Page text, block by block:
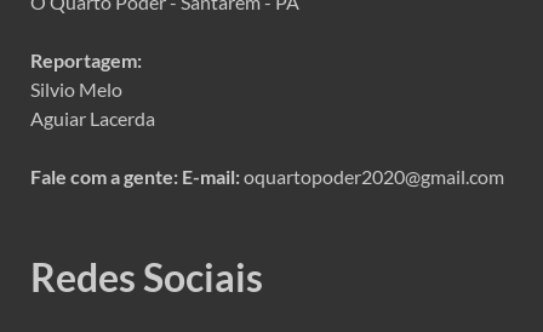
Reportagem:
Silvio Melo
Aguiar Lacerda
Fale com a gente: E-mail:oquartopoder2020@gmail.com
Redes Sociais